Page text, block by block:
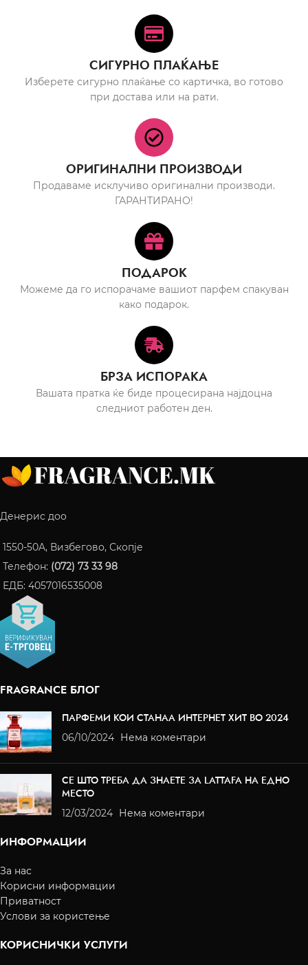
СИГУРНО ПЛАЌАЊЕ
Изберете сигурно плаќање со картичка, во готово
при достава или на рати.
ОРИГИНАЛНИ ПРОИЗВОДИ
Продаваме исклучиво оригинални производи.
ГАРАНТИРАНО!
ПОДАРОК
Можеме да го испорачаме вашиот парфем спакуван
како подарок.
БРЗА ИСПОРАКА
Вашата пратка ќе биде процесирана најдоцна
следниот работен ден.
Денерис доо
1550-50A, Визбегово, Скопје
Телефон: (072) 73 33 98
ЕДБ: 4057016535008
FRAGRANCE БЛОГ
ПАРФЕМИ КОИ СТАНАА ИНТЕРНЕТ ХИТ ВО 2024
06/10/2024 Нема коментари
СЕ ШТО ТРЕБА ДА ЗНАЕТЕ ЗА LATTAFA НА ЕДНО
МЕСТО
12/03/2024 Нема коментари
ИНФОРМАЦИИ
За нас
Корисни информации
Приватност
Услови за користење
КОРИСНИЧКИ УСЛУГИ